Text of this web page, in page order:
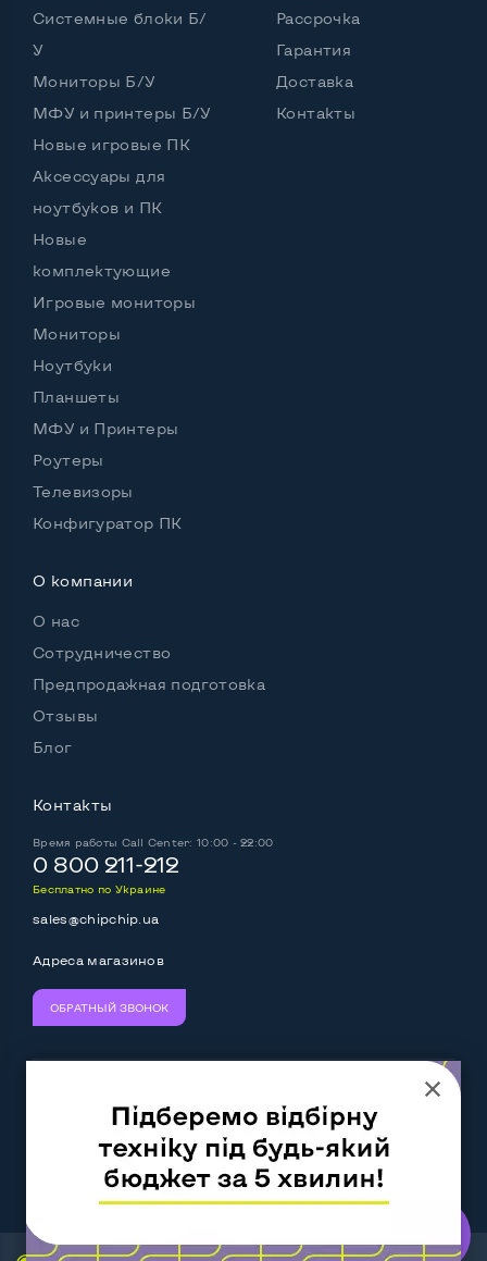
Системные блоки Б/
У
Мониторы Б/У
МФУ и принтеры Б/У
Новые игровые ПК
Аксессуары для
ноутбуков и ПК
Новые
комплектующие
Игровые мониторы
Мониторы
Ноутбуки
Планшеты
МФУ и Принтеры
Роутеры
Телевизоры
Конфигуратор ПК
Рассрочка
Гарантия
Доставка
Контакты
О компании
О нас
Сотрудничество
Предпродажная подготовка
Отзывы
Блог
Контакты
Время работы Call Center: 10:00 - 22:00
0 800 211-212
Бесплатно по Украине
sales@chipchip.ua
Адреса магазинов
ОБРАТНЫЙ ЗВОНОК
Следите за нами:
Work.ua— самий кльовий
наш партнер